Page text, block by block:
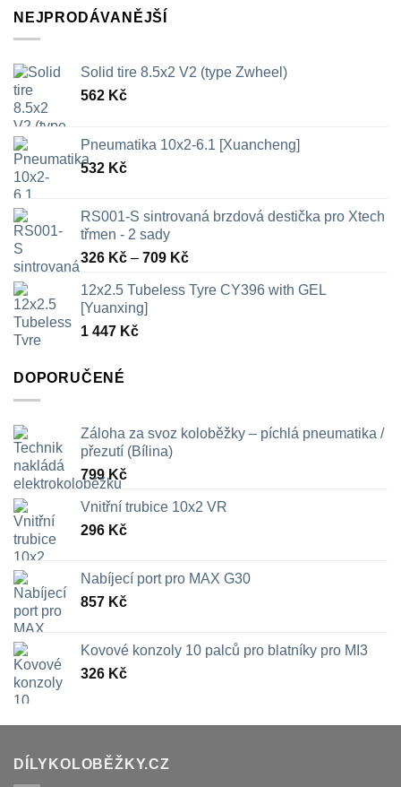
NEJPRODÁVANĚJŠÍ
Solid tire 8.5x2 V2 (type Zwheel)
562 Kč
Pneumatika 10x2-6.1 [Xuancheng]
532 Kč
RS001-S sintrovaná brzdová destička pro Xtech
třmen - 2 sady
326 Kč – 709 KčRozpětí
326 Kč
12x2.5 Tubeless Tyre CY396 with GEL
[Yuanxing]
1 447 Kč
DOPORUČENÉ
Záloha za svoz koloběžky – píchlá pneumatika /
přezutí (Bílina)
799Kč
Vnitřní trubice 10x2 VR
296 Kč
Nabíjecí port pro MAX G30
857 Kč
Kovové konzoly 10 palců pro blatníky pro MI3
326 Kč
DÍLYKOLOBĚŽKY.CZ